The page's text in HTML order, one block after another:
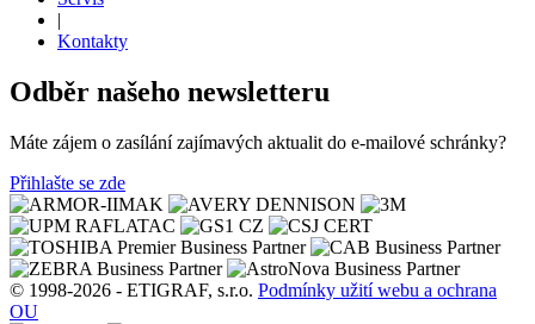
|
Kontakty
Odběr našeho newsletteru
Máte zájem o zasílání zajímavých aktualit do e-mailové schránky?
Přihlašte se zde
© 1998-2026 - ETIGRAF, s.r.o. Podmínky užití webu a ochrana
OU